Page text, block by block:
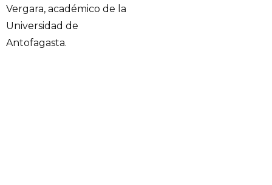
Vergara, académico de la
Universidad de
Antofagasta.